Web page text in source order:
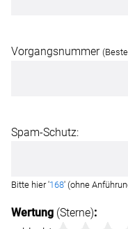
Vorgangsnummer
Spam-Schutz:
Bitte hier '168' (ohne
Wertung (Sterne):